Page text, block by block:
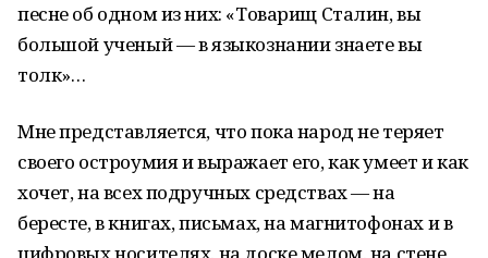
песне об одном из них: «Товарищ Сталин, вы
большой ученый — в языкознании знаете вы
толк»…
Мне представляется, что пока народ не теряет
своего остроумия и выражает его, как умеет и как
хочет, на всех подручных средствах — на
бересте, в книгах, письмах, на магнитофонах и в